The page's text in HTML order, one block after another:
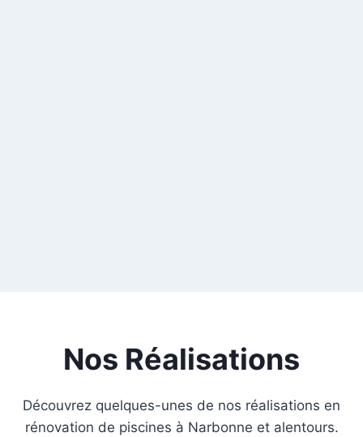
Nos Réalisations
Découvrez quelques-unes de nos réalisations en
rénovation de piscines à Narbonne et alentours.